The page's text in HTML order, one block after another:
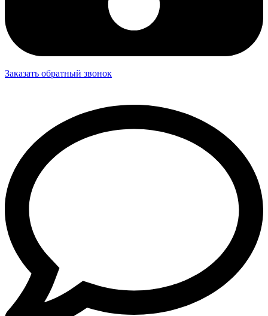
Заказать обратный звонок